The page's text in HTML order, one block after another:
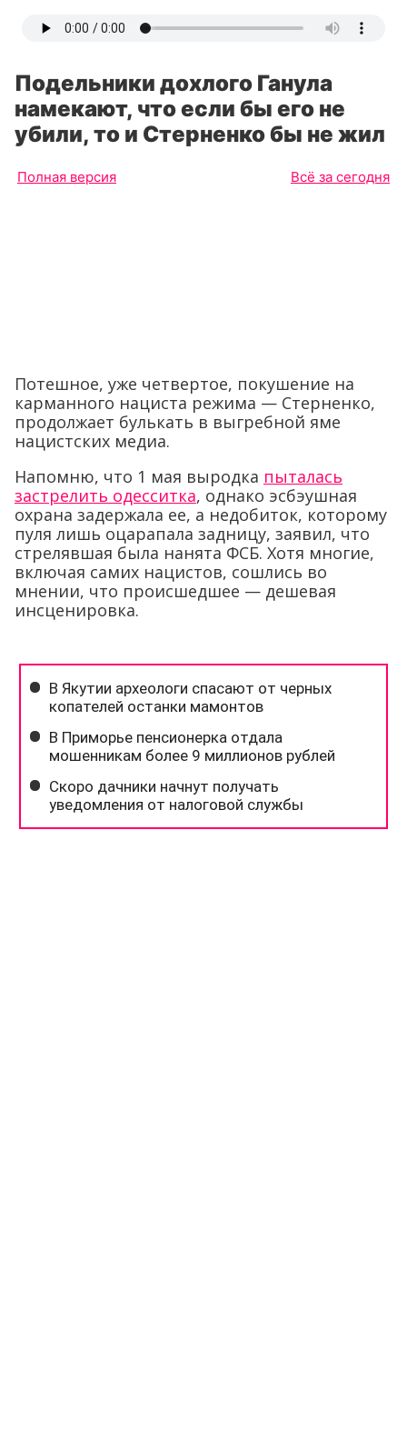
Подельники дохлого Ганула
намекают, что если бы его не
убили, то и Стерненко бы не жил
Полная версия Всё за сегодня
Потешное, уже четвертое, покушение на
карманного нациста режима — Стерненко,
продолжает булькать в выгребной яме
нацистских медиа.
Напомню, что 1 мая выродка пыталась
застрелить одесситка, однако эсбэушная
охрана задержала ее, а недобиток, которому
пуля лишь оцарапала задницу, заявил, что
стрелявшая была нанята ФСБ. Хотя многие,
включая самих нацистов, сошлись во
мнении, что происшедшее — дешевая
инсценировка.